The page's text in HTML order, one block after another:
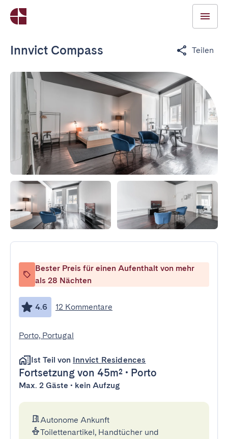
Innvict Compass Teilen
Bester Preis für einen Aufenthalt von mehr
als 28 Nächten
4.6 12 Kommentare
Porto, Portugal
Ist Teil von Innvict Residences
Fortsetzung von 45m² • Porto
Max. 2 Gäste • kein Aufzug
Autonome Ankunft
Toilettenartikel, Handtücher und